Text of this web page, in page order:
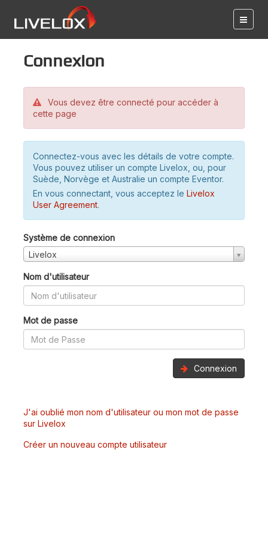
Connexion
Vous devez être connecté pour accéder à
cette page
Connectez-vous avec les détails de votre compte.
Vous pouvez utiliser un compte Livelox, ou, pour
Suède, Norvège et Australie un compte Eventor.
En vous connectant, vous acceptez le Livelox
User Agreement.
Système de connexion
Livelox
Nom d'utilisateur
Mot de passe
Connexion
J'ai oublié mon nom d'utilisateur ou mon mot de passe
sur Livelox
Créer un nouveau compte utilisateur